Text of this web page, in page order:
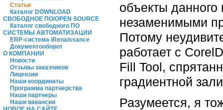
Статьи
Каталог DOWNLOAD
СВОБОДНОЕ ПО/OPEN SOURCE
Каталог свободного ПО
СИСТЕМЫ АВТОМАТИЗАЦИИ
ERP-система iRenaissance
Документооборот
О КОМПАНИИ
Новости
Отзывы заказчиков
Лицензии
Наши координаты
Программа партнерства
Наши партнеры
Наши вакансии
объекты
незаменимыми
Потому
работает с
Fill Tool,
градиентной
Разумеется, я